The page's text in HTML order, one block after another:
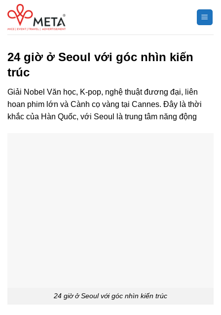
Chuyển
đến
nội
24 giờ ở Seoul với góc nhìn kiến
trúc
Giải Nobel Văn học, K-pop, nghệ thuật đương đại, liên
hoan phim lớn và Cành cọ vàng tại Cannes. Đây là thời
khắc của Hàn Quốc, với Seoul là trung tâm năng động
24 giờ ở Seoul với góc nhìn kiến trúc